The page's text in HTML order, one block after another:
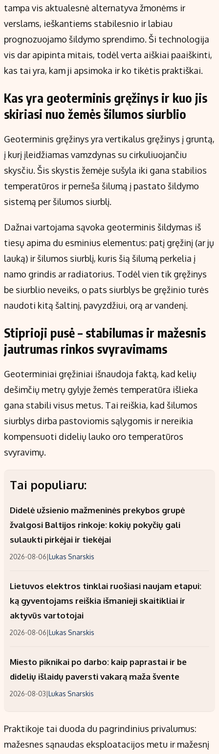
tampa vis aktualesnė alternatyva žmonėms ir
verslams, ieškantiems stabilesnio ir labiau
prognozuojamo šildymo sprendimo. Ši technologija
vis dar apipinta mitais, todėl verta aiškiai paaiškinti,
kas tai yra, kam ji apsimoka ir ko tikėtis praktiškai.
Kas yra geoterminis gręžinys ir kuo jis
skiriasi nuo žemės šilumos siurblio
Geoterminis gręžinys yra vertikalus gręžinys į gruntą,
į kurį įleidžiamas vamzdynas su cirkuliuojančiu
skysčiu. Šis skystis žemėje sušyla iki gana stabilios
temperatūros ir perneša šilumą į pastato šildymo
sistemą per šilumos siurblį.
Dažnai vartojama sąvoka geoterminis šildymas iš
tiesų apima du esminius elementus: patį gręžinį (ar jų
lauką) ir šilumos siurblį, kuris šią šilumą perkelia į
namo grindis ar radiatorius. Todėl vien tik gręžinys
be siurblio neveiks, o pats siurblys be gręžinio turės
naudoti kitą šaltinį, pavyzdžiui, orą ar vandenį.
Stiprioji pusė – stabilumas ir mažesnis
jautrumas rinkos svyravimams
Geoterminiai gręžiniai išnaudoja faktą, kad kelių
dešimčių metrų gylyje žemės temperatūra išlieka
gana stabili visus metus. Tai reiškia, kad šilumos
siurblys dirba pastoviomis sąlygomis ir nereikia
kompensuoti didelių lauko oro temperatūros
svyravimų.
Tai populiaru:
Didelė užsienio mažmeninės prekybos grupė
žvalgosi Baltijos rinkoje: kokių pokyčių gali
sulaukti pirkėjai ir tiekėjai
2026-08-06|Lukas Snarskis
Lietuvos elektros tinklai ruošiasi naujam etapui:
ką gyventojams reiškia išmanieji skaitikliai ir
aktyvūs vartotojai
2026-08-06|Lukas Snarskis
Miesto piknikai po darbo: kaip paprastai ir be
didelių išlaidų paversti vakarą maža švente
2026-08-03|Lukas Snarskis
Praktikoje tai duoda du pagrindinius privalumus:
mažesnes sąnaudas eksploatacijos metu ir mažesnį